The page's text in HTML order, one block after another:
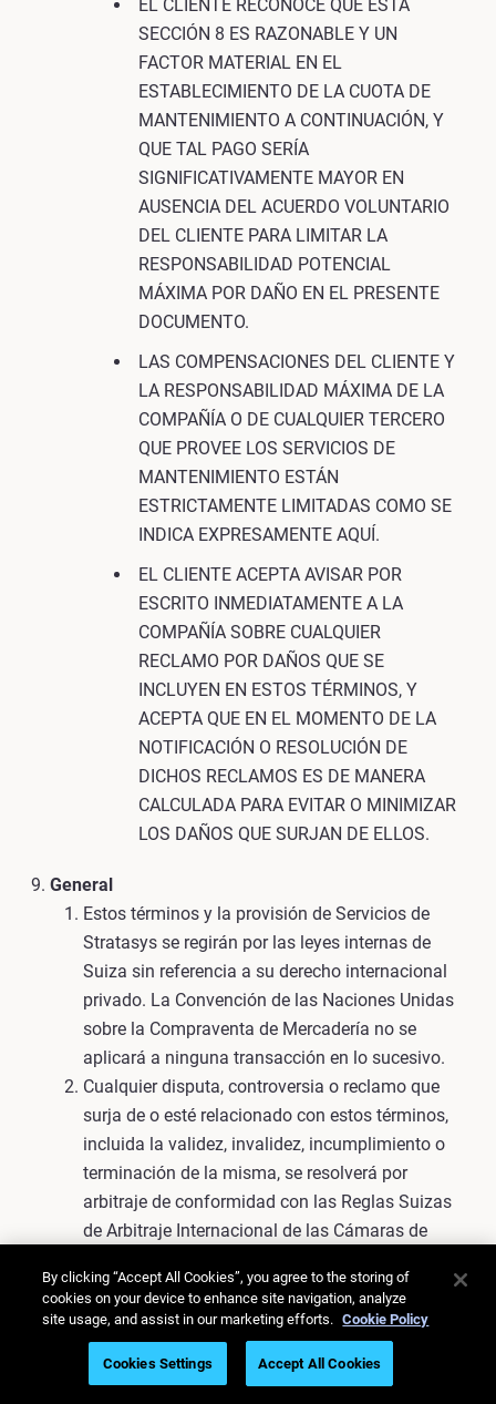
EL CLIENTE RECONOCE QUE ESTA
SECCIÓN 8 ES RAZONABLE Y UN
FACTOR MATERIAL EN EL
ESTABLECIMIENTO DE LA CUOTA DE
MANTENIMIENTO A CONTINUACIÓN, Y
QUE TAL PAGO SERÍA
SIGNIFICATIVAMENTE MAYOR EN
AUSENCIA DEL ACUERDO VOLUNTARIO
DEL CLIENTE PARA LIMITAR LA
RESPONSABILIDAD POTENCIAL
MÁXIMA POR DAÑO EN EL PRESENTE
DOCUMENTO.
LAS COMPENSACIONES DEL CLIENTE Y
LA RESPONSABILIDAD MÁXIMA DE LA
COMPAÑÍA O DE CUALQUIER TERCERO
QUE PROVEE LOS SERVICIOS DE
MANTENIMIENTO ESTÁN
ESTRICTAMENTE LIMITADAS COMO SE
INDICA EXPRESAMENTE AQUÍ.
EL CLIENTE ACEPTA AVISAR POR
ESCRITO INMEDIATAMENTE A LA
COMPAÑÍA SOBRE CUALQUIER
RECLAMO POR DAÑOS QUE SE
INCLUYEN EN ESTOS TÉRMINOS, Y
ACEPTA QUE EN EL MOMENTO DE LA
NOTIFICACIÓN O RESOLUCIÓN DE
DICHOS RECLAMOS ES DE MANERA
CALCULADA PARA EVITAR O MINIMIZAR
LOS DAÑOS QUE SURJAN DE ELLOS.
General
Estos términos y la provisión de Servicios de
Stratasys se regirán por las leyes internas de
Suiza sin referencia a su derecho internacional
privado. La Convención de las Naciones Unidas
sobre la Compraventa de Mercadería no se
aplicará a ninguna transacción en lo sucesivo.
Cualquier disputa, controversia o reclamo que
surja de o esté relacionado con estos términos,
incluida la validez, invalidez, incumplimiento o
terminación de la misma, se resolverá por
arbitraje de conformidad con las Reglas Suizas
de Arbitraje Internacional de las Cámaras de
Notificación de Arbitraje se presente de acuerdo
con estas Reglas. Debe haber solo un árbitro. El
árbitro deberá estar autorizado por el colegio de
abogados en Suiza y deberá tener una
By clicking “Accept All Cookies”, you agree to the storing of
cookies on your device to enhance site navigation, analyze
site usage, and assist in our marketing efforts. Cookie Policy
Cookies Settings Accept All Cookies